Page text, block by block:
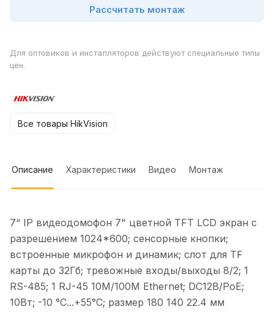
Рассчитать монтаж
Для оптовиков и инсталляторов действуют специальные типы
цен.
Все товары HikVision
Описание Характеристики Видео Монтаж
7“ IP видеодомофон 7" цветной TFT LCD экран с
разрешением 1024*600; сенсорные кнопки;
встроенные микрофон и динамик; слот для TF
карты до 32Гб; тревожные входы/выходы 8/2; 1
RS-485; 1 RJ-45 10M/100M Ethernet; DC12В/PoE;
10Вт; -10 °C...+55°C; размер 180 140 22.4 мм